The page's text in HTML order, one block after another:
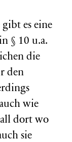
es eine
§ 10 u.a.
die
den
wie
dort wo
sie